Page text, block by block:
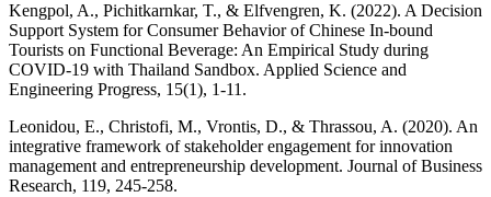
Kengpol, A., Pichitkarnkar, T., & Elfvengren, K. (2022). A Decision
Support System for Consumer Behavior of Chinese In-bound
Tourists on Functional Beverage: An Empirical Study during
COVID-19 with Thailand Sandbox. Applied Science and
Engineering Progress, 15(1), 1-11.
Leonidou, E., Christofi, M., Vrontis, D., & Thrassou, A. (2020). An
integrative framework of stakeholder engagement for innovation
management and entrepreneurship development. Journal of Business
Research, 119, 245-258.